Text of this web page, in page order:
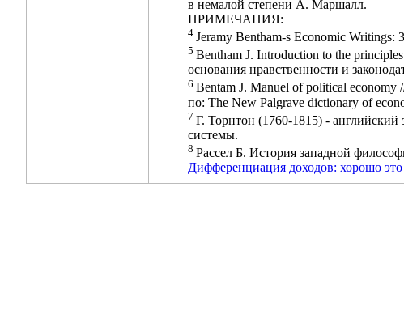
в немалой степени А. Маршалл.
ПРИМЕЧАНИЯ:
4 Jeramy Bentham-s Economic
5 Bentham J. Introduction to the
основания нравственности и
6 Bentam J. Manuel of political economy
по: The New Palgrave dictionary of
7 Г. Торнтон (1760-1815) -
системы.
8 Рассел Б. История западной
Дифференциация доходов: хорошо